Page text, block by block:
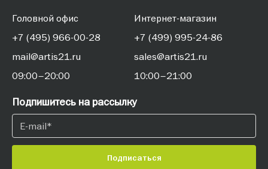
Головной офис
+7 (495) 966-00-28
mail@artis21.ru
09:00–20:00
Интернет-магазин
+7 (499) 995-24-86
sales@artis21.ru
10:00–21:00
Подпишитесь на рассылку
Подписаться